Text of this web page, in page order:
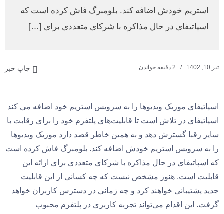
استریم خودش اضافه کند. بلومبرگ فاش کرده است که
اسپاتیفای در حال مذاکره با شرکای متعددی برای […]
تیر 10, 1402 چاپ خبر
اسپاتیفای موزیک ویدیوها را به سرویس استریم خود اضافه می کند
اسپاتیفای در تلاش است تا قابلیت‌های پلتفرم خود را برای رقابت با
سایر رقبا گسترش دهد و به همین خاطر قصد دارد موزیک ویدیوها
را به سرویس استریم خودش اضافه کند. بلومبرگ فاش کرده است
که اسپاتیفای در حال مذاکره با شرکای متعددی برای ارائه این
قابلیت است. هنوز مشخص نیست که چه کسانی از این قابلیت
جدید پشتیبانی خواهند کرد و چه زمانی در دسترس کاربران خواهد
گرفت. این اقدام می‌تواند تجربه کاربری در پلتفرم محبوب